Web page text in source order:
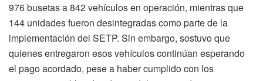
976 busetas a 842 vehículos en operación, mientras que
144 unidades fueron desintegradas como parte de la
implementación del SETP. Sin embargo, sostuvo que
quienes entregaron esos vehículos continúan esperando
el pago acordado, pese a haber cumplido con los